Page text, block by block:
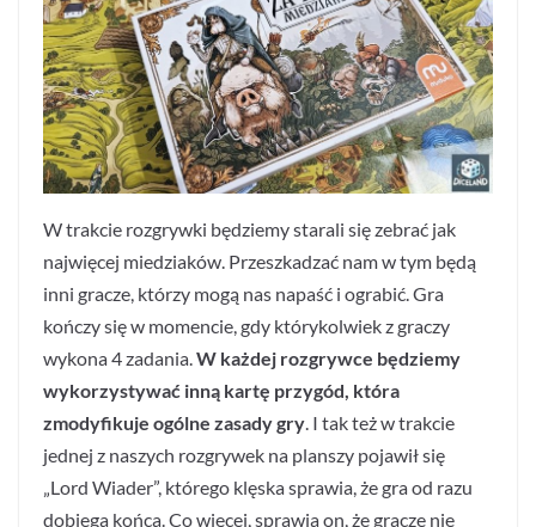
W trakcie rozgrywki będziemy starali się zebrać jak
najwięcej miedziaków. Przeszkadzać nam w tym będą
inni gracze, którzy mogą nas napaść i ograbić. Gra
kończy się w momencie, gdy którykolwiek z graczy
wykona 4 zadania.W każdej rozgrywce będziemy
wykorzystywać inną kartę przygód, która
zmodyfikuje ogólne zasady gry. I tak też w trakcie
jednej z naszych rozgrywek na planszy pojawił się
„Lord Wiader”, którego klęska sprawia, że gra od razu
dobiega końca. Co więcej, sprawia on, że gracze nie